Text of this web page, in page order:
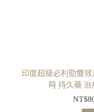
印度超級必利勁雙效
時 持久藥
NT$